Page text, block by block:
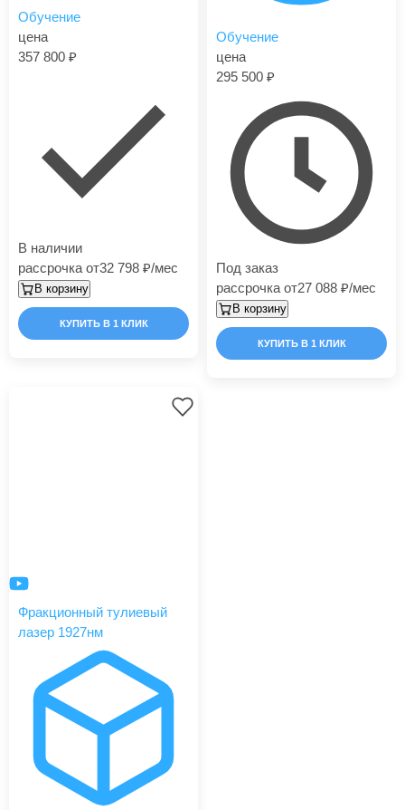
Обучение
цена
357 800
В наличии
рассрочка от32 798 /мес
В корзину
КУПИТЬ В 1 КЛИК
Обучение
цена
295 500
Под заказ
рассрочка от27 088 /мес
В корзину
КУПИТЬ В 1 КЛИК
Фракционный тулиевый
лазер 1927нм